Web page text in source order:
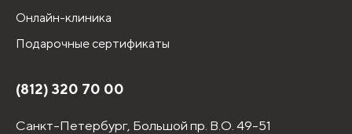
Онлайн-клиника
Подарочные сертификаты
(812) 320 70 00
Санкт-Петербург, Большой пр. В.О. 49-51